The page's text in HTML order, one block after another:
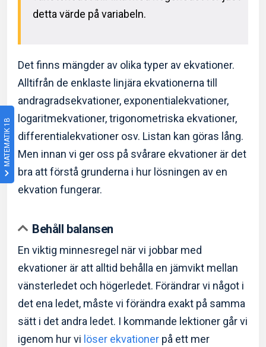
MATEMATIK 1B
detta värde på variabeln.
Det finns mängder av olika typer av ekvationer.
Alltifrån de enklaste linjära ekvationerna till
andragradsekvationer, exponentialekvationer,
logaritmekvationer, trigonometriska ekvationer,
differentialekvationer osv. Listan kan göras lång.
Men innan vi ger oss på svårare ekvationer är det
bra att förstå grunderna i hur lösningen av en
ekvation fungerar.
Behåll balansen
En viktig minnesregel när vi jobbar med
ekvationer är att alltid behålla en jämvikt mellan
vänsterledet och högerledet. Förändrar vi något i
det ena ledet, måste vi förändra exakt på samma
sätt i det andra ledet. I kommande lektioner går vi
igenom hur vi löser ekvationer på ett mer